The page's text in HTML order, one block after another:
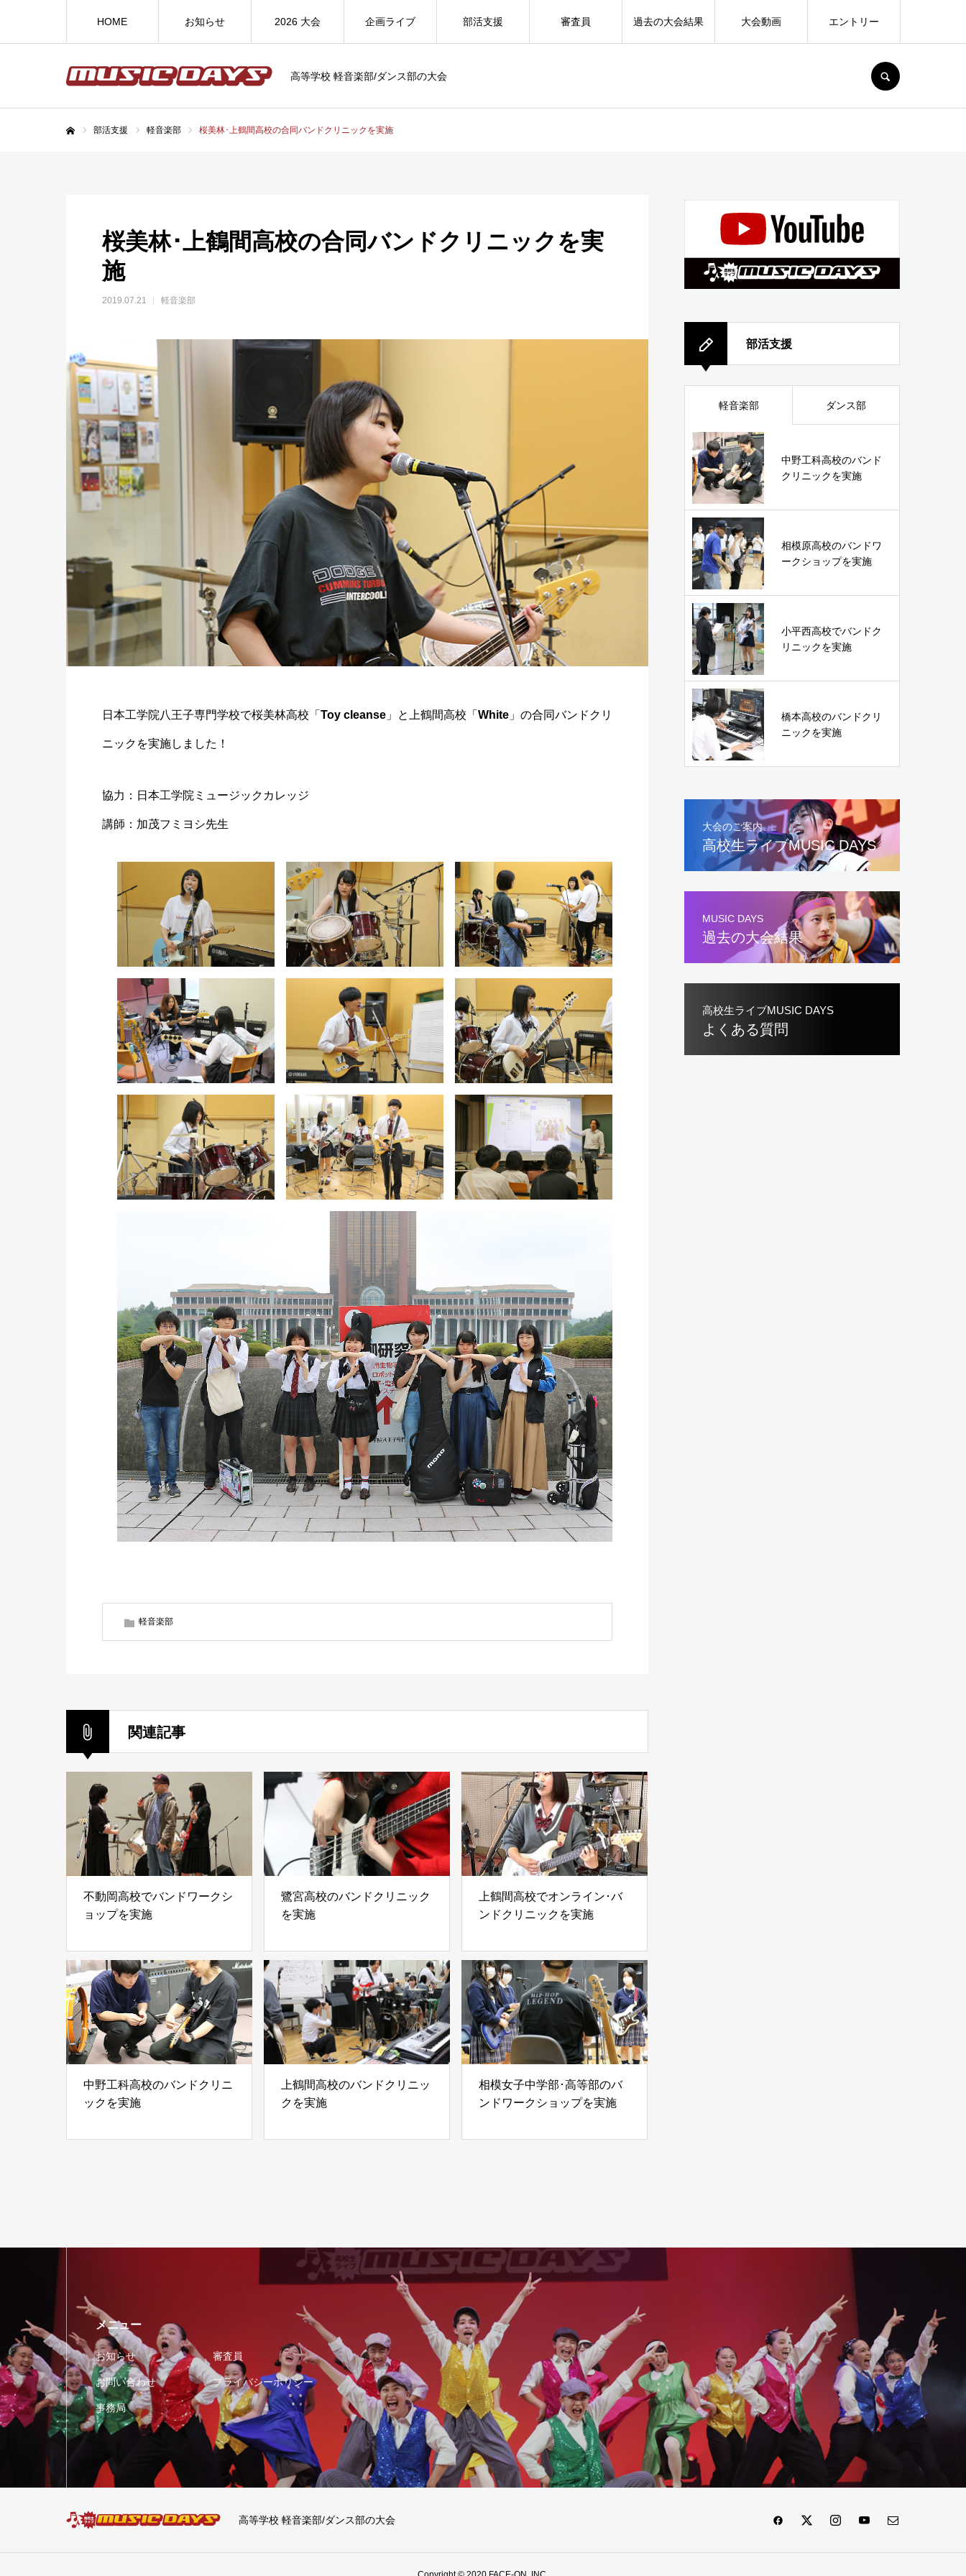
高等学校 軽音楽部/ダンス部の大会
HOME お知らせ 2026 大会 企画ライブ 部活支援 審査員 過去の大会結果 大会動画 エントリー
部活支援 軽音楽部 桜美林･上鶴間高校の合同バンドクリニックを実施
桜美林･上鶴間高校の合同バンドクリニックを実
施
2019.07.21 軽音楽部
日本工学院八王子専門学校で桜美林高校「 Toy cleanse 」と上鶴間高校「 White 」の合同バンドクリ
ニックを実施しました！
協力：日本工学院ミュージックカレッジ
講師：加茂フミヨシ先生
軽音楽部
関連記事
不動岡高校でバンドワークシ
ョップを実施
鷺宮高校のバンドクリニック
を実施
上鶴間高校でオンライン･バ
ンドクリニックを実施
中野工科高校のバンドクリニ
ックを実施
上鶴間高校のバンドクリニッ
クを実施
相模女子中学部･高等部のバ
ンドワークショップを実施
部活支援
軽音楽部 ダンス部
中野工科高校のバンド
クリニックを実施
相模原高校のバンドワ
ークショップを実施
小平西高校でバンドク
リニックを実施
橋本高校のバンドクリ
ニックを実施
大会のご案内
高校生ライブMUSIC DAYS
MUSIC DAYS
過去の大会結果
高校生ライブMUSIC DAYS
よくある質問
メニュー
お知らせ 審査員
お問い合わせ プライバシーポリシー
事務局
高等学校 軽音楽部/ダンス部の大会